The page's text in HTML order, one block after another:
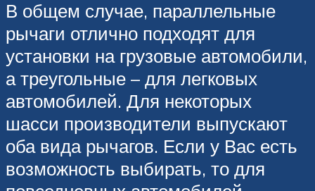
В общем случае, параллельные
рычаги отлично подходят для
установки на грузовые автомобили,
а треугольные – для легковых
автомобилей. Для некоторых
шасси производители выпускают
оба вида рычагов. Если у Вас есть
возможность выбирать, то для